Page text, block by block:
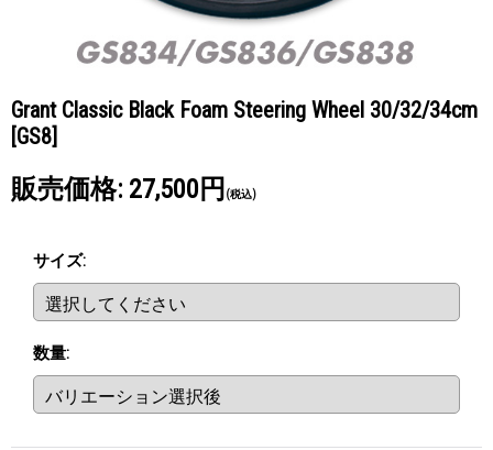
Grant Classic Black Foam Steering Wheel 30/32/34cm
[GS8]
販売価格: 27,500円 (税込)
サイズ:
数量: